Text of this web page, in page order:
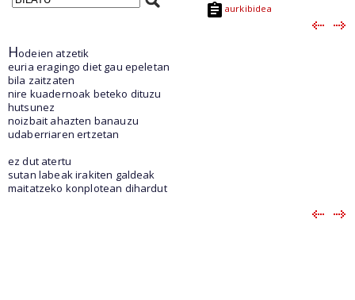
aurkibidea
Hodeien atzetik
euria eragingo diet gau epeletan
bila zaitzaten
nire kuadernoak beteko dituzu
hutsunez
noizbait ahazten banauzu
udaberriaren ertzetan
ez dut atertu
sutan labeak irakiten galdeak
maitatzeko konplotean dihardut